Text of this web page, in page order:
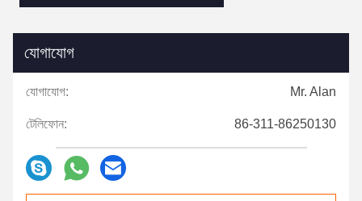
যোগাযোগ
যোগাযোগ: Mr. Alan
টেলিফোন: 86-311-86250130